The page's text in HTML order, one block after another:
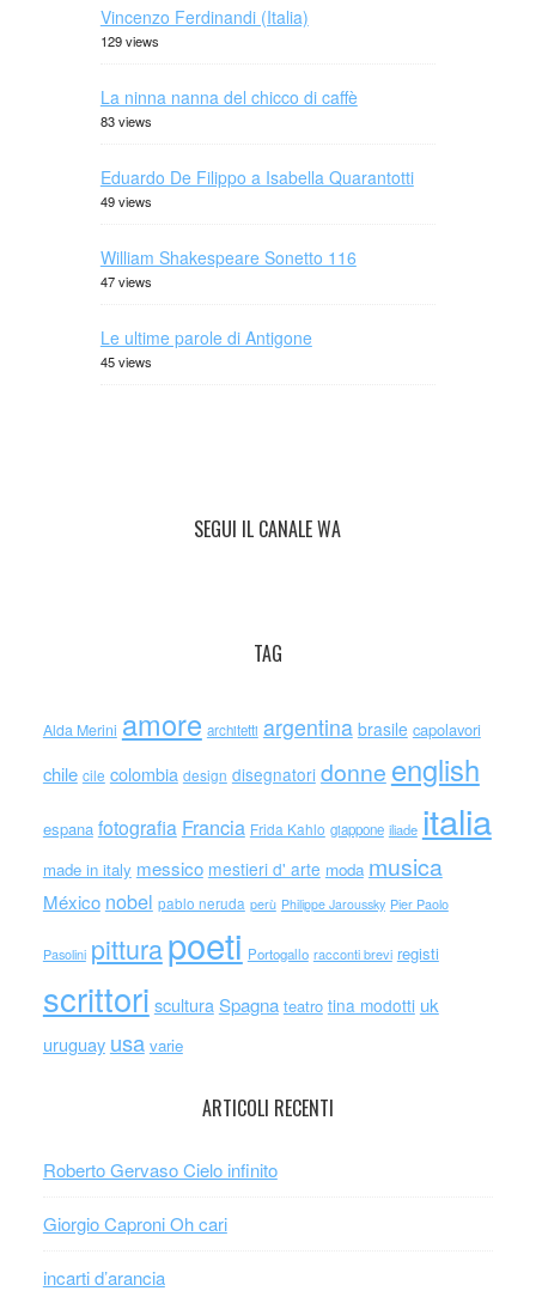
Vincenzo Ferdinandi (Italia)
129 views
La ninna nanna del chicco di caffè
83 views
Eduardo De Filippo a Isabella Quarantotti
49 views
William Shakespeare Sonetto 116
47 views
Le ultime parole di Antigone
45 views
SEGUI IL CANALE WA
TAG
Alda Merini amore architetti argentina brasile capolavori
chile cile colombia design disegnatori donne english
espana fotografia Francia Frida Kahlo giappone iliade italia
made in italy messico mestieri d' arte moda musica
México nobel pablo neruda perù Philippe Jaroussky Pier Paolo
Pasolini pitturapoeti Portogallo racconti brevi registi
scrittori scultura Spagna teatro tina modotti uk
uruguay usa varie
ARTICOLI RECENTI
Roberto Gervaso Cielo infinito
Giorgio Caproni Oh cari
incarti d’arancia